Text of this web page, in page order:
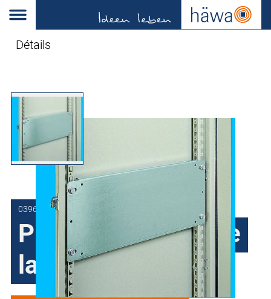
Détails
0396-3220-00-13
Platine de montage
latérale